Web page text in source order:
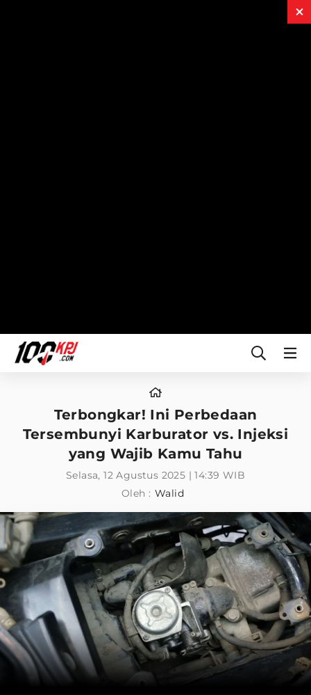
Terbongkar! Ini Perbedaan
Tersembunyi Karburator vs. Injeksi
yang Wajib Kamu Tahu
Selasa, 12 Agustus 2025 | 14:39 WIB
Oleh : Walid